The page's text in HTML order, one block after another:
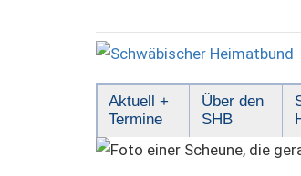
Aktuell +
Termine
Über den
SHB